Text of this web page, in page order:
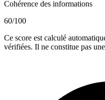
Cohérence des informations
60/100
Ce score est calculé
vérifiées. Il ne constitue pas